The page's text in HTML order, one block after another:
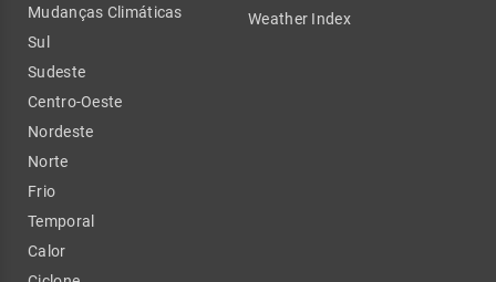
Mudanças Climáticas
Sul
Sudeste
Centro-Oeste
Nordeste
Norte
Frio
Temporal
Calor
Weather Index